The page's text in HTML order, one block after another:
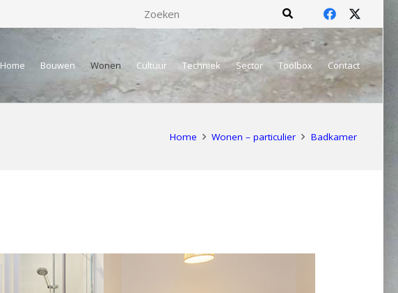
Home Bouwen Wonen Cultuur Techniek Sector Toolbox Contact
Home Wonen – particulier Badkamer